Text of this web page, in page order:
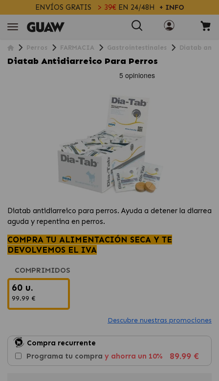
ENVÍOS GRATIS > 39€EN 24/48H + INFO
Perros FARMACIA Gastrointestinales Diatab
Diatab Antidiarreico Para Perros
Diatab antidiarreico para perros. Ayuda a detener la diarrea
aguda y repentina en perros.
COMPRA TU ALIMENTACIÓN SECA Y TE
DEVOLVEMOS EL IVA
COMPRIMIDOS
60 u.
99.99 €
Descubre nuestras promociones
Compra recurrente
Programa tu compra y ahorra un 10% 89.99 €